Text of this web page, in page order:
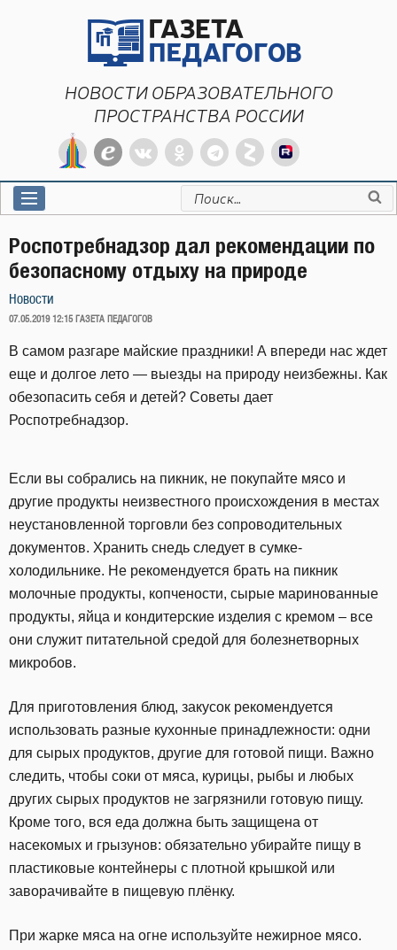
НОВОСТИ ОБРАЗОВАТЕЛЬНОГО
ПРОСТРАНСТВА РОССИИ
Искать:
Роспотребнадзор дал рекомендации по
безопасному отдыху на природе
Новости
ОПУБЛИКОВАНО
07.05.2019 12:15 ГАЗЕТА ПЕДАГОГОВ
В самом разгаре майские праздники! А впереди нас ждет
еще и долгое лето — выезды на природу неизбежны. Как
обезопасить себя и детей? Советы дает
Роспотребнадзор.
Если вы собрались на пикник, не покупайте мясо и
другие продукты неизвестного происхождения в местах
неустановленной торговли без сопроводительных
документов. Хранить снедь следует в сумке-
холодильнике. Не рекомендуется брать на пикник
молочные продукты, копчености, сырые маринованные
продукты, яйца и кондитерские изделия с кремом – все
они служит питательной средой для болезнетворных
микробов.
Для приготовления блюд, закусок рекомендуется
использовать разные кухонные принадлежности: одни
для сырых продуктов, другие для готовой пищи. Важно
следить, чтобы соки от мяса, курицы, рыбы и любых
других сырых продуктов не загрязнили готовую пищу.
Кроме того, вся еда должна быть защищена от
насекомых и грызунов: обязательно убирайте пищу в
пластиковые контейнеры с плотной крышкой или
заворачивайте в пищевую плёнку.
При жарке мяса на огне используйте нежирное мясо.